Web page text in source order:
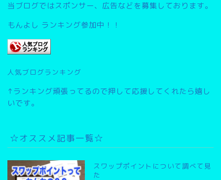
当ブログではスポンサー、広告などを募集しております。
もんよし ランキング参加中！！
人気ブログランキング
↑ランキング頑張ってるので押して応援してくれたら嬉し
いです。
☆オススメ記事一覧☆
スワップポイントについて調べて見
た